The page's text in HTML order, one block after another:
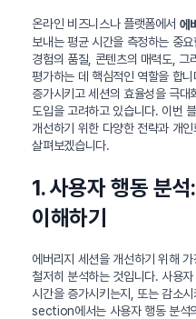
온라인 비즈니스나 플랫폼에서 에
보내는 평균 시간을 측정하는 중
경험의 품질, 콘텐츠의 매력도, 그
평가하는 데 핵심적인 역할을 합
증가시키고 세션의 효율성을 극대
도입을 고려하고 있습니다. 이번
개선하기 위한 다양한 전략과 개
살펴보겠습니다.
1. 사용자 행동 분
이해하기
에버리지 세션을 개선하기 위해
철저히 분석하는 것입니다. 사용
시간을 증가시키는지, 또는 감소
section에서는 사용자 행동 분석